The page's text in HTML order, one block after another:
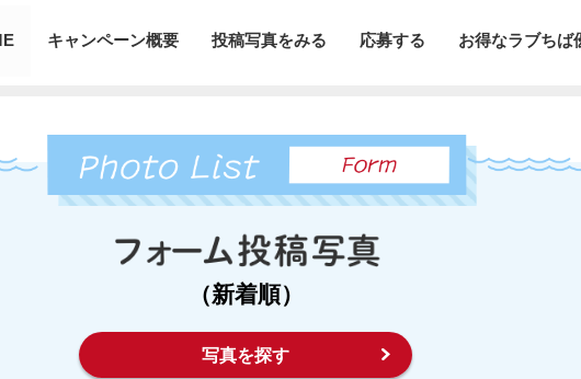
キャンペーン概要 投稿写真をみる 応募する お得なラブちば
（新着順）
写真を探す